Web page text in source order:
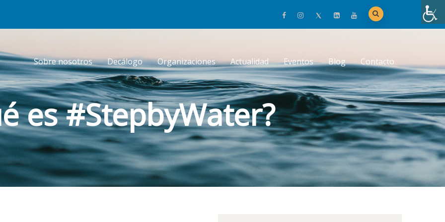
Sobre nosotros Decálogo Organizaciones Actualidad Eventos Blog Contacto
es #StepbyWater?